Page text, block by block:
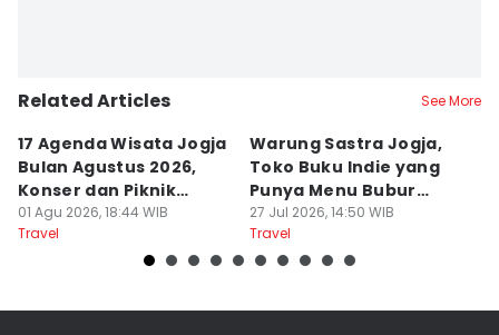
Related Articles See More
17 Agenda Wisata Jogja
Bulan Agustus 2026,
Konser dan Piknik
Literasi
01 Agu 2026, 18:44 WIB
Travel
Warung Sastra Jogja,
Toko Buku Indie yang
Punya Menu Bubur
Manado
27 Jul 2026, 14:50 WIB
Travel